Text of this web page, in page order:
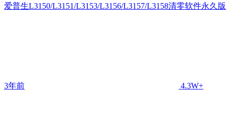
爱普生L3150/L3151/L3153/L3156/L3157/L3158清零软件永久版
3年前 4.3W+